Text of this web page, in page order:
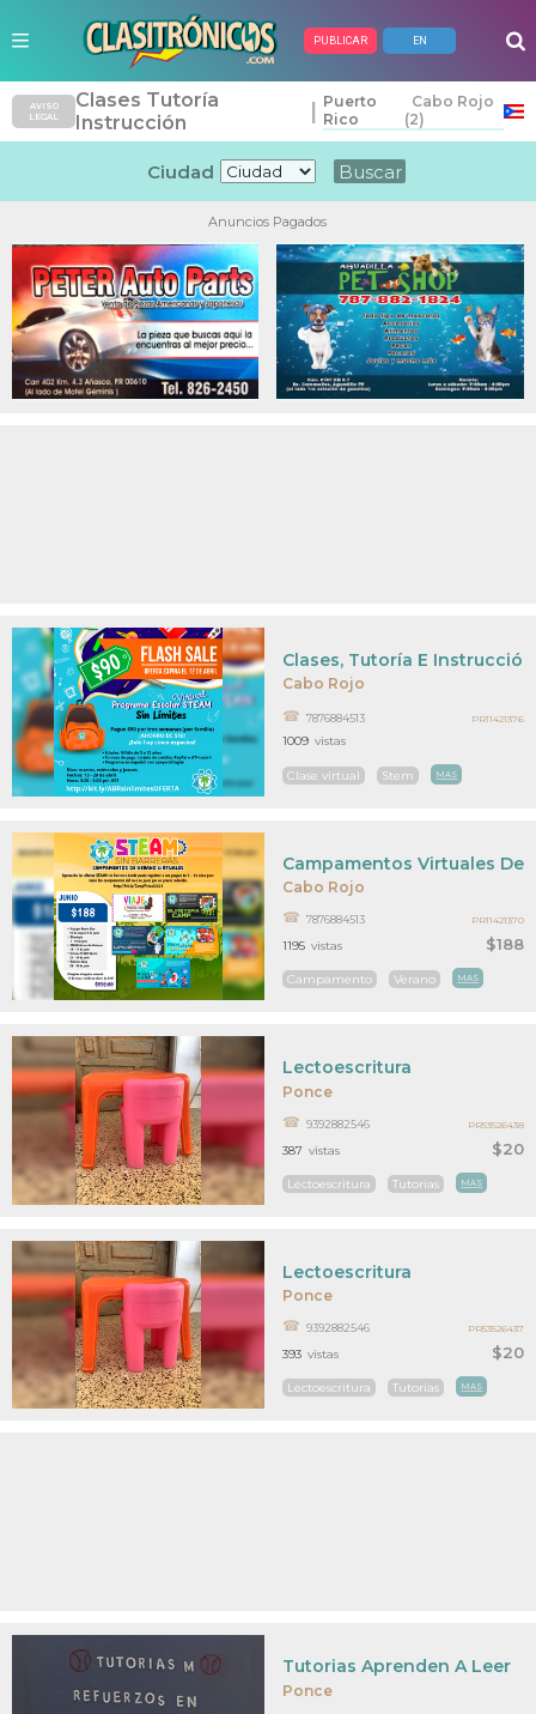
PUBLICAR EN
Anuncios Pagados
Cabo Rojo
Clases, Tutoría E Instrucción
7876884513
Clase virtual Stem MAS
1009 vistas
PR11421376
Cabo Rojo
$188
Campamentos Virtuales De
7876884513
Campamento Verano MAS
1195 vistas
PR11421370
Ponce
$20
Lectoescritura
9392882546
Lectoescritura Tutorias MAS
387 vistas
PR53526438
Ponce
$20
Lectoescritura
9392882546
Lectoescritura Tutorias MAS
393 vistas
PR53526437
Ponce
Tutorias Aprenden A Leer
AVISO
LEGAL
Clases Tutoría
Instrucción
Puerto
Rico
Cabo Rojo
(2)
Ciudad